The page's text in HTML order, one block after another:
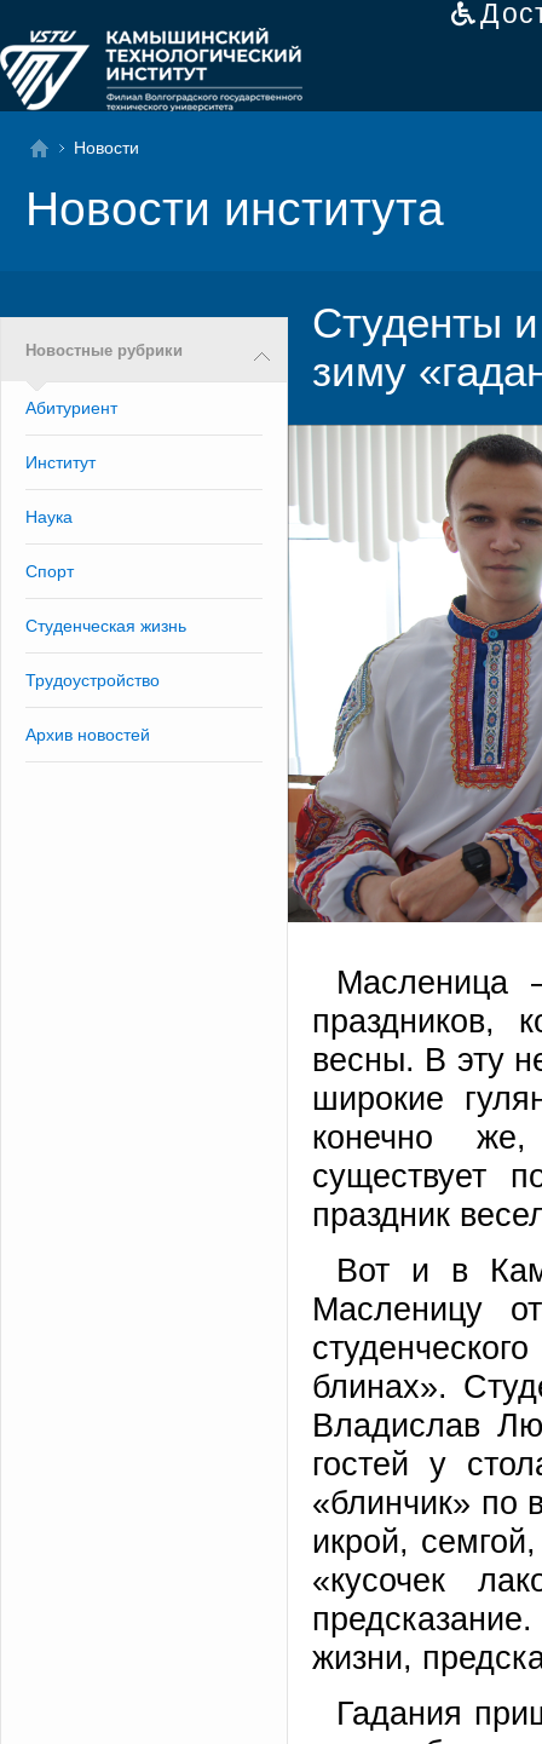
Новости
Новости института
Новостные рубрики
Абитуриент
Институт
Наука
Спорт
Студенческая жизнь
Трудоустройство
Архив новостей
Студенты
зиму
праздников,
весны. В эту
широкие
конечно
существует
праздник
Вот и в
Масленицу
блинах».
Владислав
гостей у
«блинчик» по
икрой,
«кусочек
жизни,
Гадания